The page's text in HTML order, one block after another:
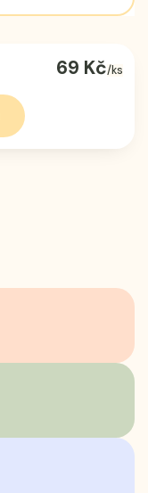
69 Kč/ks